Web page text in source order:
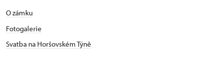
O zámku
Fotogalerie
Svatba na Horšovském Týně